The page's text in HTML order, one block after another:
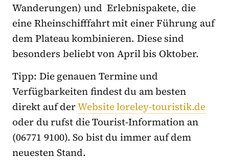
Wanderungen) und Erlebnispakete, die
eine Rheinschifffahrt mit einer Führung auf
dem Plateau kombinieren. Diese sind
besonders beliebt von April bis Oktober.
Tipp: Die genauen Termine und
Verfügbarkeiten findest du am besten
direkt auf derWebsite loreley-touristik.de
oder du rufst die Tourist-Information an
(06771 9100). So bist du immer auf dem
neuesten Stand.